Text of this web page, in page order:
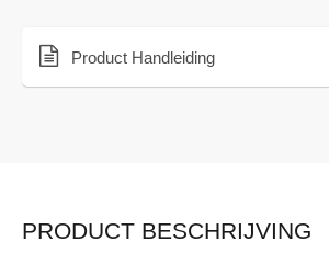
Product Handleiding
PRODUCT BESCHRIJVING